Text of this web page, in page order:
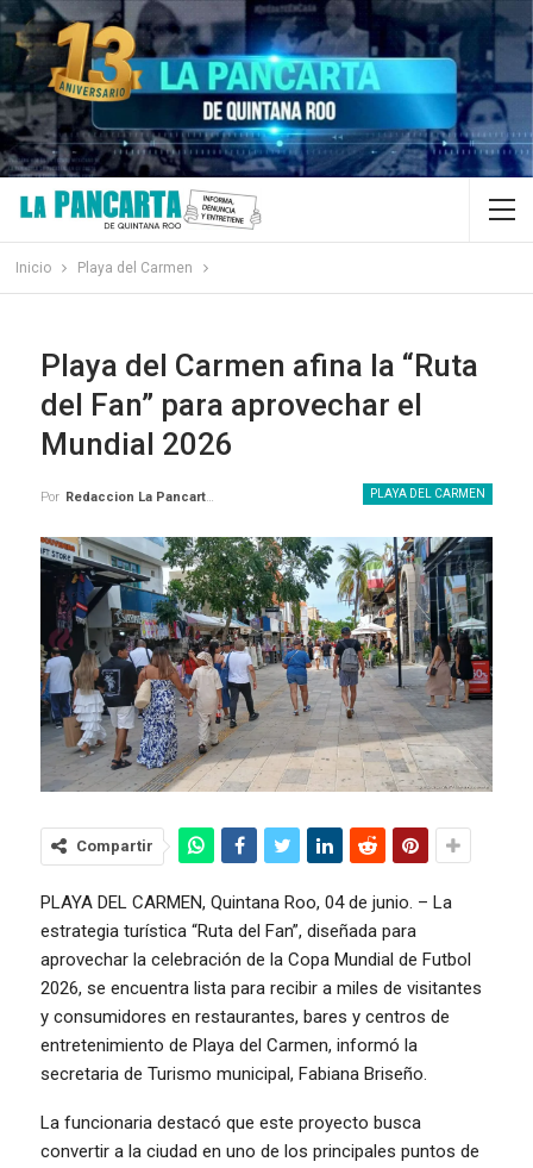
Inicio Playa del Carmen
Playa del Carmen afina la “Ruta
del Fan” para aprovechar el
Mundial 2026
PLAYA DEL CARMEN
Por Redaccion La Pancarta De Quintana Roo
Compartir
PLAYA DEL CARMEN, Quintana Roo, 04 de junio. – La
estrategia turística “Ruta del Fan”, diseñada para
aprovechar la celebración de la Copa Mundial de Futbol
2026, se encuentra lista para recibir a miles de visitantes
y consumidores en restaurantes, bares y centros de
entretenimiento de Playa del Carmen, informó la
secretaria de Turismo municipal, Fabiana Briseño.
La funcionaria destacó que este proyecto busca
convertir a la ciudad en uno de los principales puntos de